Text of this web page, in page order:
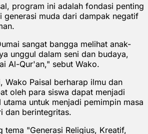
program ini adalah fondasi penting
generasi muda dari dampak negatif
sangat bangga melihat anak-
unggul dalam seni dan budaya,
Al-Qur'an," sebut Wako.
Wako Paisal berharap ilmu dan
oleh para siswa dapat menjadi
untuk menjadi pemimpin masa
dan berintegritas.
tema "Generasi Religius, Kreatif,